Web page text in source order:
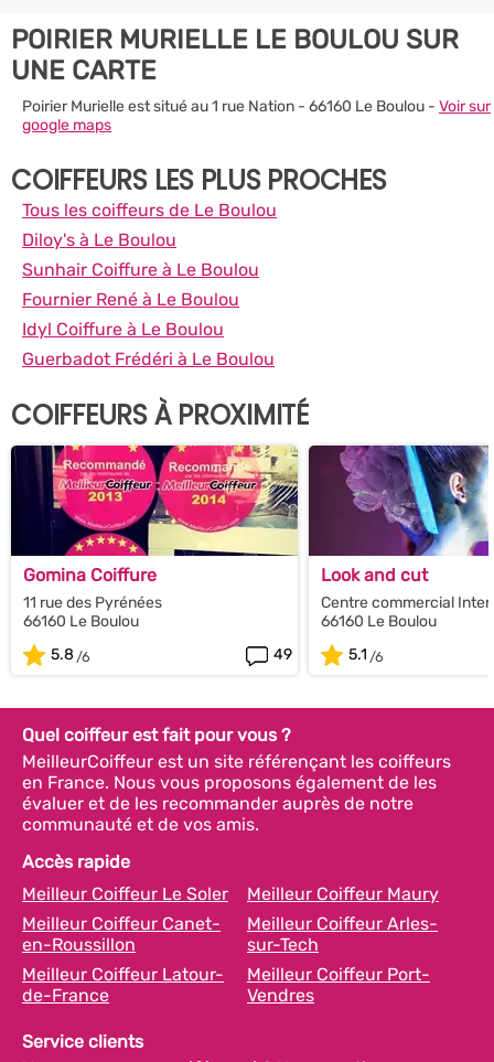
POIRIER MURIELLE LE BOULOU SUR
UNE CARTE
Poirier Murielle est situé au 1 rue Nation - 66160 Le Boulou - Voir sur
google maps
COIFFEURS LES PLUS PROCHES
Tous les coiffeurs de Le Boulou
Diloy's à Le Boulou
Sunhair Coiffure à Le Boulou
Fournier René à Le Boulou
Idyl Coiffure à Le Boulou
Guerbadot Frédéri à Le Boulou
COIFFEURS À PROXIMITÉ
Gomina Coiffure
11 rue des Pyrénées
66160 Le Boulou
5.8
49
Look and cut
Centre commercial
66160 Le Boulou
5.1
Quel coiffeur est fait pour vous ?
MeilleurCoiffeur est un site référençant les coiffeurs
en France. Nous vous proposons également de les
évaluer et de les recommander auprès de notre
communauté et de vos amis.
Accès rapide
Meilleur Coiffeur Le Soler
Meilleur Coiffeur Maury
Meilleur Coiffeur Canet-
en-Roussillon
Meilleur Coiffeur Arles-
sur-Tech
Meilleur Coiffeur Latour-
de-France
Meilleur Coiffeur Port-
Vendres
Service clients